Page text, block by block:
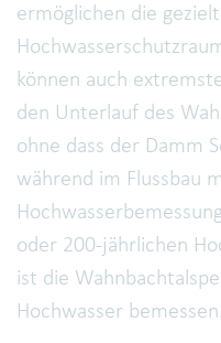
ermöglichen die
können auch
den Unterlauf des
ohne dass der Damm
während im Flussbau
oder 200-jährlichen
ist die
Hochwasser bemessen.